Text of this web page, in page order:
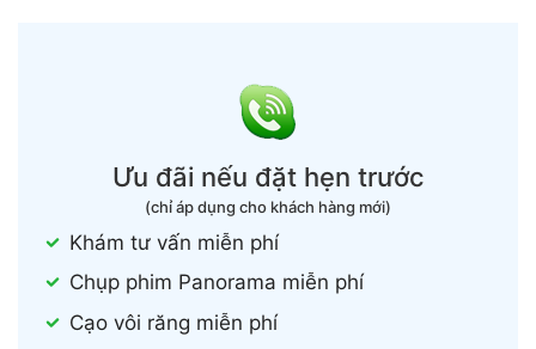
Ưu đãi nếu đặt hẹn trước
(chỉ áp dụng cho khách hàng mới)
Khám tư vấn miễn phí
Chụp phim Panorama miễn phí
Cạo vôi răng miễn phí